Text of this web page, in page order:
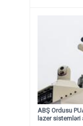
ABŞ Ordusu
lazer sistemləri